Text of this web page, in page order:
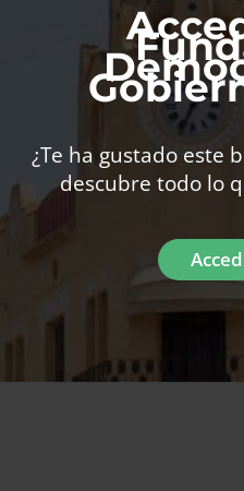
¿Te ha gustado este
descubre todo lo